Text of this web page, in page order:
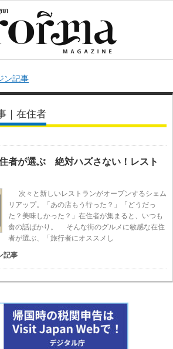
ン記事
｜在住者
者が選ぶ 絶対ハズさない！レスト
次々と新しいレストランがオープンするシェム
リアップ。「あの店もう行った？」「どうだっ
た？美味しかった？」在住者が集まると、いつも
食の話ばかり。 そんな街のグルメに敏感な在住
者が選ぶ、「旅行者にオススメし
記事